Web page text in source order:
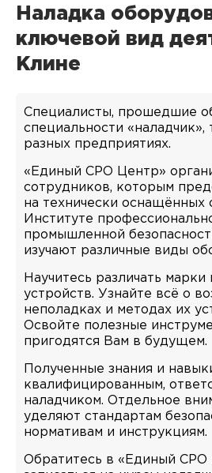
Наладка
ключевой вид
Клине
Специалисты, прошедшие
специальности «наладчик»,
разных предприятиях.
«Единый СРО Центр»
сотрудников, которым
на технически оснащённых
Институте
промышленной
изучают различные виды
Научитесь различать марки
устройств. Узнайте всё о
неполадках и методах их
Освойте полезные
пригодятся Вам в будущем.
Полученные знания и
квалифицированным,
наладчиком. Отдельное
уделяют стандартам
нормативам и инструкциям.
Обратитесь в «Единый СРО